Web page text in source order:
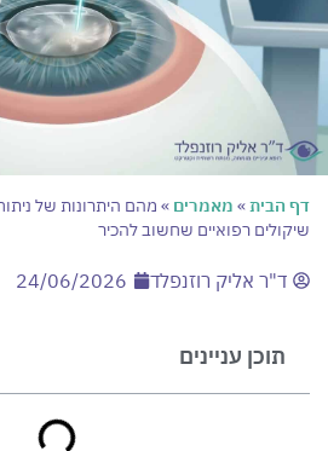
דף הבית» מאמרים » מהם היתרונות של
שיקולים רפואיים שחשוב להכיר
ד"ר אליק רוזנפלד 24/06/2026
תוכן עניינים